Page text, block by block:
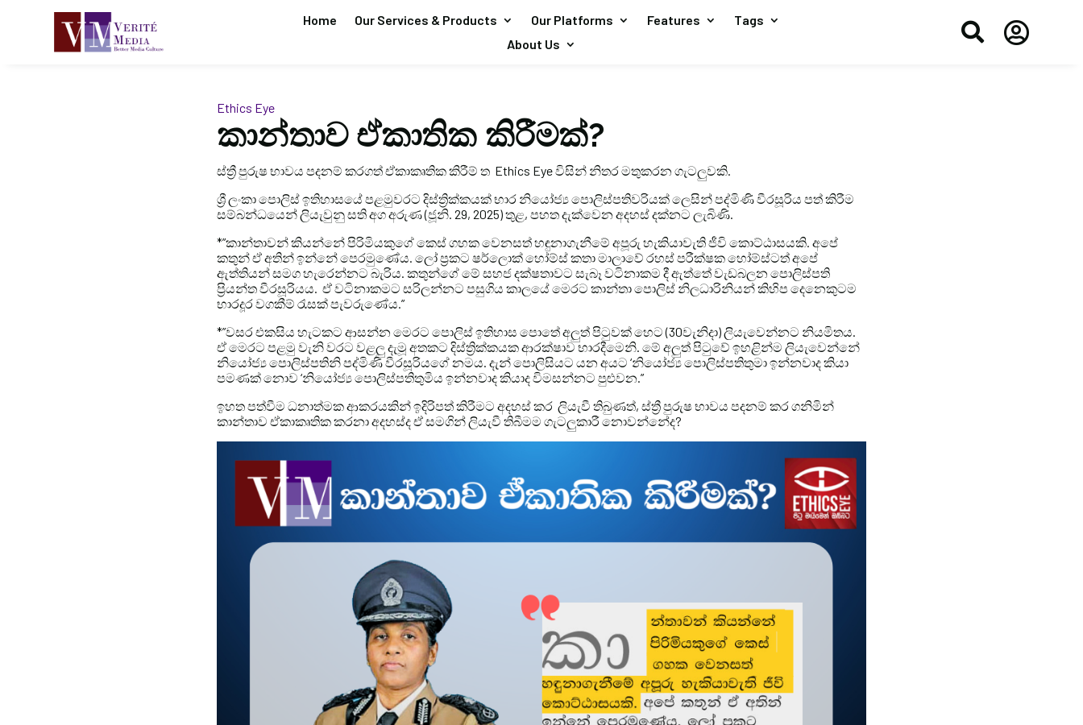
Home Our Services & Products Our Platforms Features
Tags
About Us
 
Ethics Eye
කාන්තාව ඒකාතික කිරීමක්?
ස්ත්‍රී පුරුෂ භාවය පදනම් කරගත් ඒකාකෘතික කිරීම් ත Ethics Eye විසින් නිතර මතුකරන ගැටලුවකි.
ශ්‍රී ලංකා පොලිස් ඉතිහාසයේ පළමුවරට දිස්ත්‍රික්කයක් භාර නියෝජ්‍ය පොලිස්පතිවරියක් ලෙසින් පද්මිණි වීරසූරිය පත් කිරීම
සම්බන්ධයෙන් ලියැවුනු සති අග අරුණ (ජූනි. 29, 2025) තුළ, පහත දැක්වෙන අදහස් දක්නට ලැබිණි.
*”කාන්තාවන් කියන්නේ පිරිමියකුගේ කෙස් ගහක වෙනසත් හඳුනාගැනීමේ අපූරු හැකියාවැති ජීවි කොට්ඨාසයකි. අපේ
කතුන් ඒ අතින් ඉන්නේ පෙරමුණේය. ලෝ ප්‍රකට ෂර්ලොක් හෝම්ස් කතා මාලාවේ රහස් පරීක්ෂක හෝම්ස්ටත් අපේ
ඇත්තියන් සමග හැරෙන්නට බැරිය. කතුන්ගේ මේ සහජ දක්ෂතාවට සැබෑ වටිනාකම දී ඇත්තේ වැඩබලන පොලිස්පති
ප්‍රියන්ත වීරසූරියය. ඒ වටිනාකමට සරිලන්නට පසුගිය කාලයේ මෙරට කාන්තා පොලිස් නිලධාරිනියන් කිහිප දෙනෙකුටම
භාරදූර වගකීම් රැසක් පැවරුණේය.”
*”වසර එකසිය හැටකට ආසන්න මෙරට පොලිස් ඉතිහාස පොතේ අලුත් පිටුවක් හෙට (30වැනිදා) ලියැවෙන්නට නියමිතය.
ඒ මෙරට පළමු වැනි වරට වළලු දැමූ අතකට දිස්ත්‍රික්කයක ආරක්ෂාව භාරදීමෙනි. මේ අලුත් පිටුවේ ඉහළින්ම ලියැවෙන්නේ
නියෝජ්‍ය පොලිස්පතිනි පද්මිණි වීරසූරියගේ නමය. දැන් පොලිසියට යන අයට ‘නියෝජ්‍ය පොලිස්පතිතුමා ඉන්නවාද කියා
පමණක් නොව ‘නියෝජ්‍ය පොලිස්පතිතුමිය ඉන්නවාද කියාද විමසන්නට පුළුවන.”
ඉහත පත්වීම ධනාත්මක ආකරයකින් ඉදිරිපත් කිරීමට අදහස් කර ලියැවී තිබුණත්, ස්ත්‍රී පුරුෂ භාවය පදනම් කර ගනිමින්
කාන්තාව ඒකාකෘතික කරනා අදහස්ද ඒ සමගින් ලියැවී තිබීමම ගැටලුකාරී නොවන්නේද?